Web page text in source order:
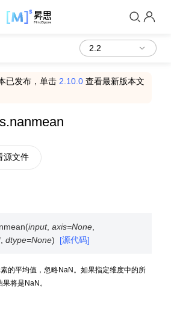
已发布，单击 2.10.0 查看最新版本文
(input,axis=None
,dtype=None) [源代码]
的平均值，忽略NaN。如果指定维度中的所
将是NaN。